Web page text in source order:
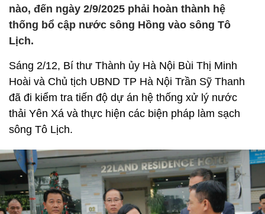
nào, đến ngày 2/9/2025 phải hoàn thành hệ
thống bổ cập nước sông Hồng vào sông Tô
Lịch.
Sáng 2/12, Bí thư Thành ủy Hà Nội Bùi Thị Minh
Hoài và Chủ tịch UBND TP Hà Nội Trần Sỹ Thanh
đã đi kiểm tra tiến độ dự án hệ thống xử lý nước
thải Yên Xá và thực hiện các biện pháp làm sạch
sông Tô Lịch.